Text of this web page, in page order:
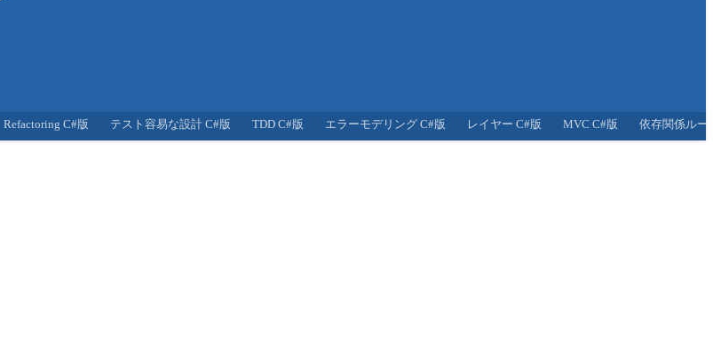
Refactoring C#版 テスト容易な設計 C#版 TDD C#版 エラーモデリング C#版 レイヤー C#版 MVC C#版 依存関係ルー